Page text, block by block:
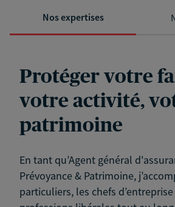
Nos expertises
Protéger votre
votre activité,
patrimoine
En tant qu’Agent général
Prévoyance & Patrimoine,
particuliers, les chefs